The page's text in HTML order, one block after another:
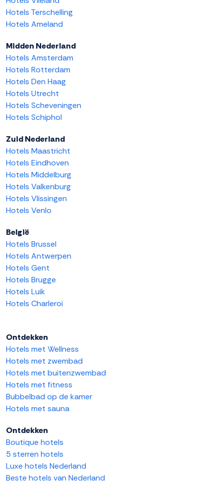
Hotels Terschelling
Hotels Ameland
Midden Nederland
Hotels Amsterdam
Hotels Rotterdam
Hotels Den Haag
Hotels Utrecht
Hotels Scheveningen
Hotels Schiphol
Zuid Nederland
Hotels Maastricht
Hotels Eindhoven
Hotels Middelburg
Hotels Valkenburg
Hotels Vlissingen
Hotels Venlo
België
Hotels Brussel
Hotels Antwerpen
Hotels Gent
Hotels Brugge
Hotels Luik
Hotels Charleroi
Ontdekken
Hotels met Wellness
Hotels met zwembad
Hotels met buitenzwembad
Hotels met fitness
Bubbelbad op de kamer
Hotels met sauna
Ontdekken
Boutique hotels
5 sterren hotels
Luxe hotels Nederland
Beste hotels van Nederland